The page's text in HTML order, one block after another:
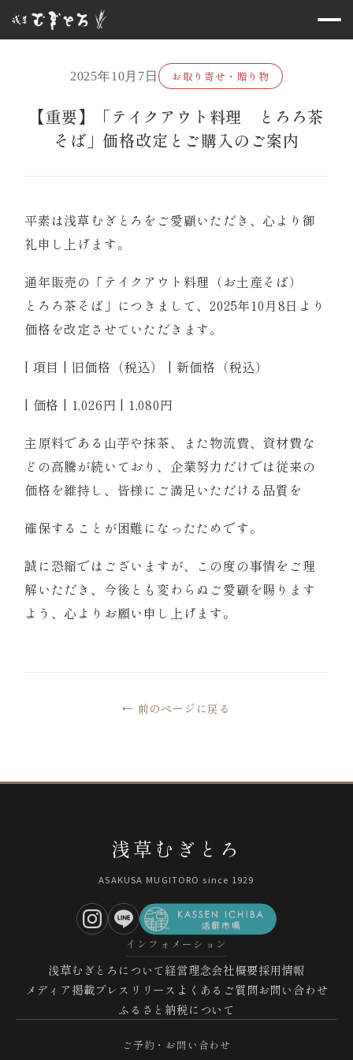
2025年10月7日 お取り寄せ・贈り物
【重要】「テイクアウト料理 とろろ茶
そば」価格改定とご購入のご案内
平素は浅草むぎとろをご愛顧いただき、心より御
礼申し上げます。
通年販売の「テイクアウト料理（お土産そば）
とろろ茶そば」につきまして、2025年10月8日より
価格を改定させていただきます。
| 項目 | 旧価格（税込） | 新価格（税込）
| 価格 | 1,026円 | 1,080円
主原料である山芋や抹茶、また物流費、資材費な
どの高騰が続いており、企業努力だけでは従来の
価格を維持し、皆様にご満足いただける品質を
確保することが困難になったためです。
誠に恐縮ではございますが、この度の事情をご理
解いただき、今後とも変わらぬご愛顧を賜ります
よう、心よりお願い申し上げます。
← 前のページに戻る
浅草むぎとろ
ASAKUSA MUGITORO since 1929
インフォメーション
浅草むぎとろについて経営理念会社概要採用情報
メディア掲載プレスリリース よくあるご質問お問い合わせ
ふるさと納税について
ご予約・お問い合わせ